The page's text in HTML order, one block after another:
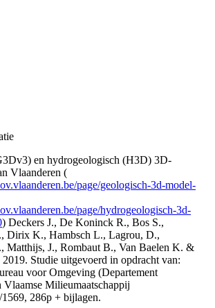
en hydrogeologisch (H3D) 3D-
Vlaanderen (
page/geologisch-3d-model-
page/hydrogeologisch-3d-
) Deckers J., De Koninck R., Bos S.,
Dirix K., Hambsch L., Lagrou, D.,
Matthijs, J., Rombaut B., Van Baelen K. &
Studie uitgevoerd in opdracht van:
voor Omgeving (Departement
Vlaamse Milieumaatschappij
286p + bijlagen.